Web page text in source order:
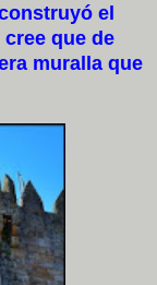
el
cree que de
muralla que